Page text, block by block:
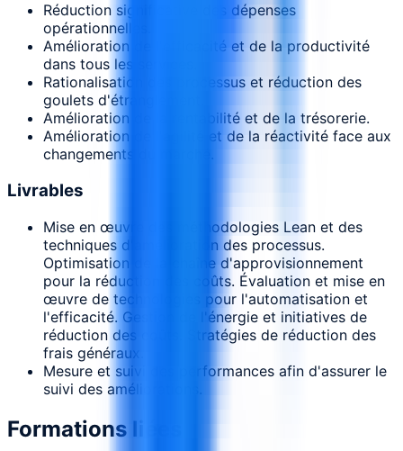
Réduction significative des dépenses
opérationnelles.
Amélioration de l'efficacité et de la productivité
dans tous les services.
Rationalisation des processus et réduction des
goulets d'étranglement.
Amélioration de la rentabilité et de la trésorerie.
Amélioration de l'agilité et de la réactivité face aux
changements du marché.
Livrables
Mise en œuvre des méthodologies Lean et des
techniques d'amélioration des processus.
Optimisation de la chaîne d'approvisionnement
pour la réduction des coûts. Évaluation et mise en
œuvre de technologies pour l'automatisation et
l'efficacité. Gestion de l'énergie et initiatives de
réduction des coûts. Stratégies de réduction des
frais généraux.
Mesure et suivi des performances afin d'assurer le
suivi des améliorations.
Formations liées